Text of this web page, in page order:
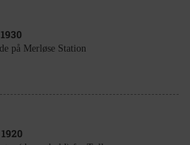
på Merløse Station